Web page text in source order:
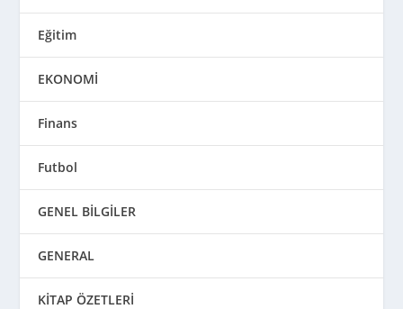
Eğitim
EKONOMİ
Finans
Futbol
GENEL BİLGİLER
GENERAL
KİTAP ÖZETLERİ